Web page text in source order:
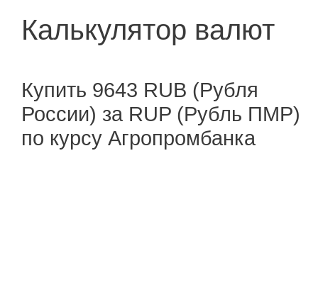
Калькулятор валют
Купить 9643 RUB (Рубля
России) за RUP (Рубль ПМР)
по курсу Агропромбанка